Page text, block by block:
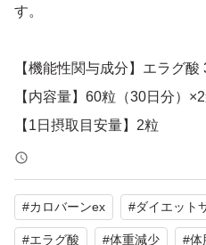
す。
【機能性関与成分】エラグ酸
【内容量】60粒（30日分）
【1日摂取目安量】2粒
【商品の状態】未使用
食生活は、主食、主菜、副菜
を。
#カロバーンex #ダイエット
#エラグ酸 #体重減少 #体